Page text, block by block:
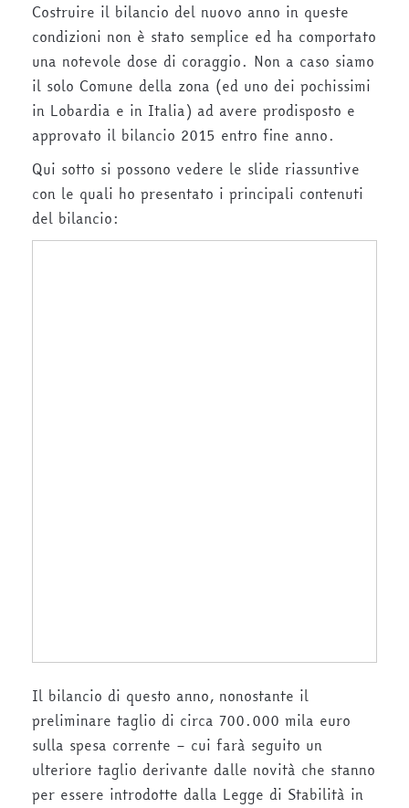
Costruire il bilancio del nuovo anno in queste
condizioni non è stato semplice ed ha comportato
una notevole dose di coraggio. Non a caso siamo
il solo Comune della zona (ed uno dei pochissimi
in Lobardia e in Italia) ad avere prodisposto e
approvato il bilancio 2015 entro fine anno.
Qui sotto si possono vedere le slide riassuntive
con le quali ho presentato i principali contenuti
del bilancio:
Il bilancio di questo anno, nonostante il
preliminare taglio di circa 700.000 mila euro
sulla spesa corrente – cui farà seguito un
ulteriore taglio derivante dalle novità che stanno
per essere introdotte dalla Legge di Stabilità in